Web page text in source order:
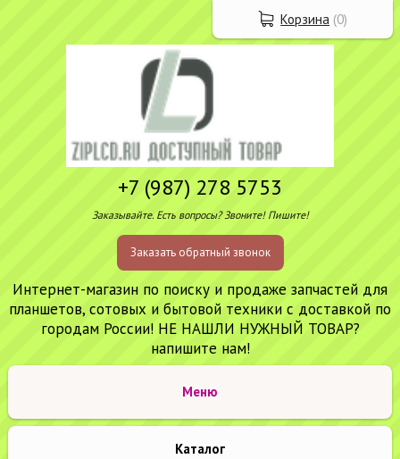
+7 (987) 278 5753
Заказывайте. Есть вопросы? Звоните! Пишите!
Заказать обратный звонок
Интернет-магазин по поиску и продаже запчастей для
планшетов, сотовых и бытовой техники с доставкой по
городам России! НЕ НАШЛИ НУЖНЫЙ ТОВАР?
напишите нам!
Каталог
Корзина (0)